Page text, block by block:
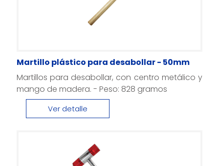
Martillo plástico para desabollar - 50mm
Martillos para desabollar, con centro metálico y
mango de madera. - Peso: 828 gramos
Ver detalle